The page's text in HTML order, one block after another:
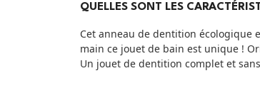
QUELLES SONT LES
Cet anneau de dentition écologique
main ce jouet de bain est unique !
Un jouet de dentition complet et